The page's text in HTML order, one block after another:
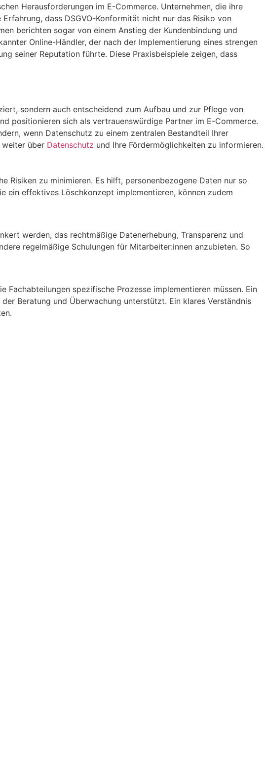
Herausforderungen im E-Commerce. Unternehmen, die ihre
dass DSGVO-Konformität nicht nur das Risiko von
berichten sogar von einem Anstieg der Kundenbindung und
Online-Händler, der nach der Implementierung eines strengen
seiner Reputation führte. Diese Praxisbeispiele zeigen, dass
sondern auch entscheidend zum Aufbau und zur Pflege von
positionieren sich als vertrauenswürdige Partner im E-Commerce.
wenn Datenschutz zu einem zentralen Bestandteil Ihrer
weiter über Datenschutz und Ihre Fördermöglichkeiten zu informieren.
Risiken zu minimieren. Es hilft, personenbezogene Daten nur so
ein effektives Löschkonzept implementieren, können zudem
werden, das rechtmäßige Datenerhebung, Transparenz und
regelmäßige Schulungen für Mitarbeiter:innen anzubieten. So
spezifische Prozesse implementieren müssen. Ein
Beratung und Überwachung unterstützt. Ein klares Verständnis